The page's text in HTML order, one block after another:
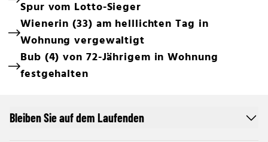
Spur vom Lotto-Sieger
Wienerin (33) am helllichten Tag in
Wohnung vergewaltigt
Bub (4) von 72-Jährigem in Wohnung
festgehalten
Bleiben Sie auf dem Laufenden